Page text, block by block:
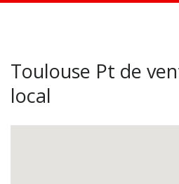
Toulouse Pt de
local